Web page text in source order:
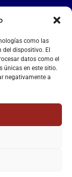
como las
del dispositivo. El
datos como el
únicas en este sitio.
negativamente a